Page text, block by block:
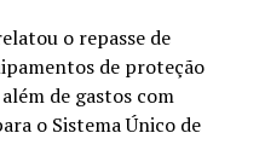
o repasse de
de proteção
de gastos com
o Sistema Único de